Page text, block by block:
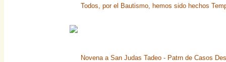
Todos, por el Bautismo, hemos sido hechos
Novena a San Judas Tadeo - Patrn de Casos